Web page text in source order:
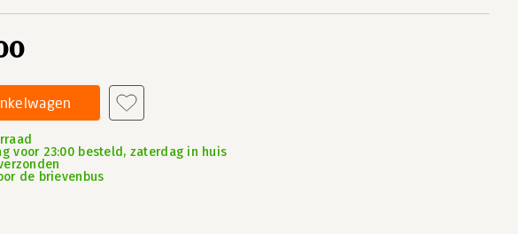
voor 23:00 besteld, zaterdag in huis
de brievenbus